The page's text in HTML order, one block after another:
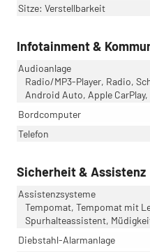
Sitze: Verstellbarkeit
Infotainment &
Audioanlage
Radio/MP3-Player, Radio,
Android Auto, Apple
Bordcomputer
Telefon
Sicherheit & Assistenz
Assistenzsysteme
Tempomat, Tempomat mit
Spurhalteassistent,
Diebstahl-Alarmanlage